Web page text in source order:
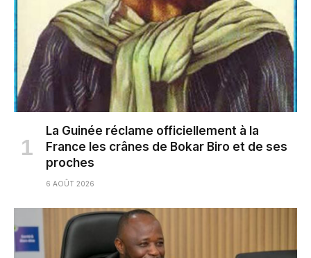
La Guinée réclame officiellement à la
France les crânes de Bokar Biro et de ses
proches
6 AOÛT 2026